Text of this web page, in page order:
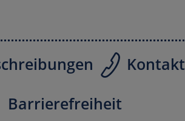
Kontakt
Barrierefreiheit